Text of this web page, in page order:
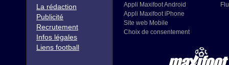
La rédaction
Publicité
Recrutement
Infos légales
Liens football
Appli Maxifoot Android
Appli Maxifoot iPhone
Site web Mobile
Choix de consentement